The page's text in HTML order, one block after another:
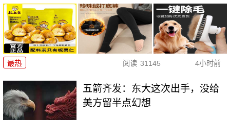
最热 阅读 31145 4小时前
五箭齐发：东大这次出手，没给
美方留半点幻想